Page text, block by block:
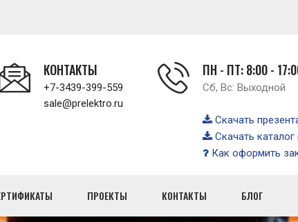
КОНТАКТЫ
+7-3439-399-559
sale@prelektro.ru
ПН - ПТ: 8:00 -
Сб, Вс: Выходной
Скачать
Скачать каталог
Как оформить
ПРОЕКТЫ КОНТАКТЫ БЛОГ